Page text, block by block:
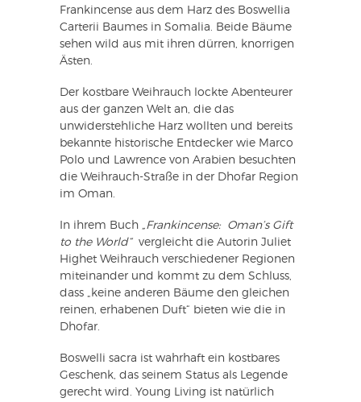
Frankincense aus dem Harz des Boswellia
Carterii Baumes in Somalia. Beide Bäume
sehen wild aus mit ihren dürren, knorrigen
Ästen.
Der kostbare Weihrauch lockte Abenteurer
aus der ganzen Welt an, die das
unwiderstehliche Harz wollten und bereits
bekannte historische Entdecker wie Marco
Polo und Lawrence von Arabien besuchten
die Weihrauch-Straße in der Dhofar Region
im Oman.
In ihrem Buch „Frankincense: Oman’s Gift
to the World“ vergleicht die Autorin Juliet
Highet Weihrauch verschiedener Regionen
miteinander und kommt zu dem Schluss,
dass „keine anderen Bäume den gleichen
reinen, erhabenen Duft“ bieten wie die in
Dhofar.
Boswelli sacra ist wahrhaft ein kostbares
Geschenk, das seinem Status als Legende
gerecht wird. Young Living ist natürlich